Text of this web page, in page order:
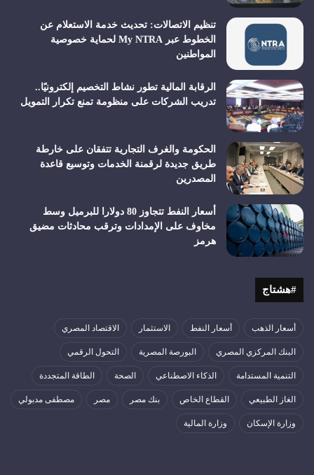
تنظيم الاتصالات: تحديث خدمة الاستعلام عن
الخطوط عبر My NTRA لحماية خصوصية
المواطنين
الرقابة المالية تطور نشاط التخصيم إلكترونيًا..
تدريب الشركات على منظومة تمنع تكرار التمويل
الحكومة والغرف التجارية تتفقان على خارطة
طريق جديدة لرقمنة الخدمات وتوسيع قاعدة
المصدرين
أسعار النفط تتجاوز 80 دولارا للبرميل وسط
مخاوف على الإمدادات وترقب محادثات مضيق
هرمز
#هشتاج
أسعار الذهب أسعار النفط الاستثمار الاقتصاد المصري
البنك المركزي المصري البورصة المصرية التحول الرقمي
التنمية المستدامة الذكاء الاصطناعي الصحة الطاقة المتجددة
الغاز الطبيعي القطاع الخاص بنك مصر مصر مصطفى مدبولي
وزارة الإسكان وزارة المالية